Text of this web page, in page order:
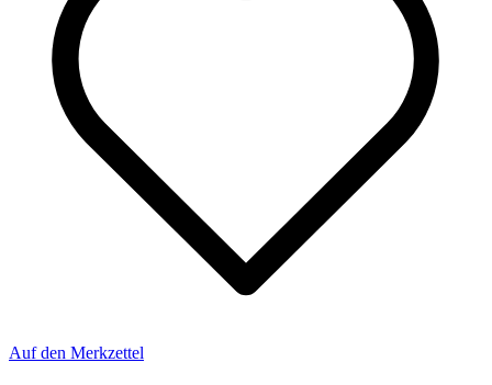
Auf den Merkzettel